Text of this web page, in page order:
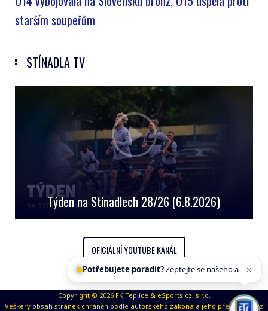
starším soupeřům
STÍNADLA TV
Týden na Stínadlech 28/26 (6.8.2026)
OFICIÁLNÍ YOUTUBE KANÁL
Copyright © 2026 FK Teplice & eSports.cz, s.r.o.
Veškerý obsah stránek chráněn podle autorského zákona a jeho přejímaní bez
Potřebujete poradit?
Zeptejte se našeho
asistentaChettyho.